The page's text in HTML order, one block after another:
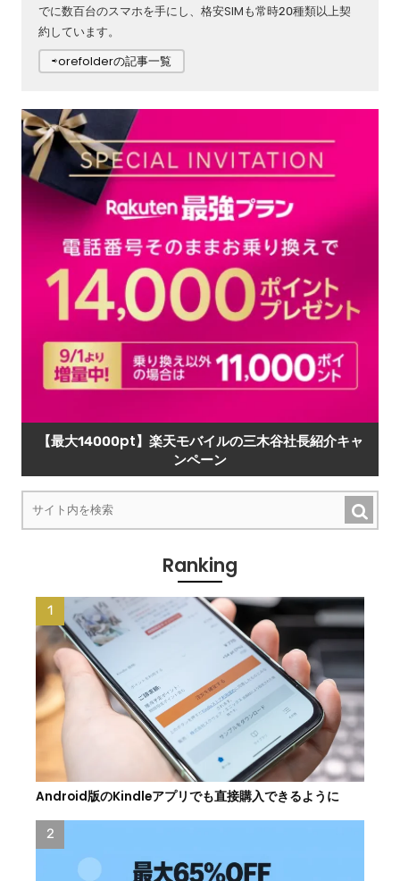
でに数百台のスマホを手にし、格安SIMも常時20種類以上契
約しています。
⇨orefolderの記事一覧
【最大14000pt】楽天モバイルの三木谷社長紹介キャ
ンペーン
Ranking
Android版のKindleアプリでも直接購入できるように